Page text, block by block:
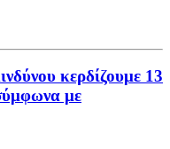
κερδίζουμε 13
με